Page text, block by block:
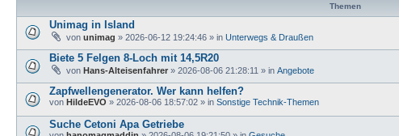
Themen
Unimag in Island
von unimag » 2026-06-12 19:24:46 » in Unterwegs & Draußen
Biete 5 Felgen 8-Loch mit 14,5R20
von Hans-Alteisenfahrer » 2026-08-06 21:28:11 » in Angebote
Zapfwellengenerator. Wer kann helfen?
von HildeEVO » 2026-08-06 18:57:02 » in Sonstige Technik-Themen
Suche Cetoni Apa Getriebe